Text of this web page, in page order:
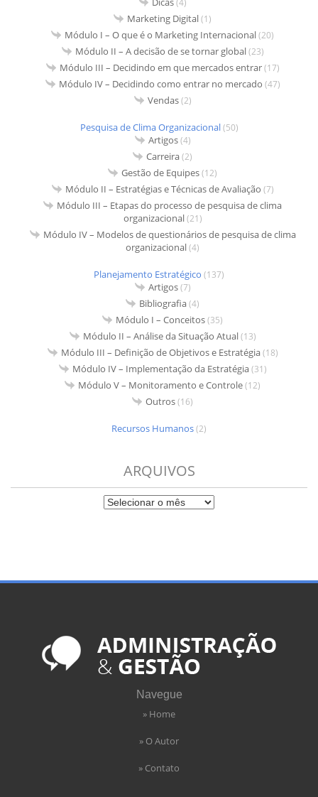
Marketing Digital(1)
Módulo I – O que é o Marketing Internacional(20)
Módulo II – A decisão de se tornar global(23)
Módulo III – Decidindo em que mercados entrar(17)
Módulo IV – Decidindo como entrar no mercado (47)
Vendas(2)
Pesquisa de Clima Organizacional(50)
Artigos(4)
Carreira(2)
Gestão de Equipes(12)
Módulo II – Estratégias e Técnicas de Avaliação (7)
Módulo III – Etapas do processo de pesquisa de clima
organizacional(21)
Módulo IV – Modelos de questionários de pesquisa de clima
organizacional(4)
Planejamento Estratégico (137)
Artigos(7)
Bibliografia(4)
Módulo I – Conceitos(35)
Módulo II – Análise da Situação Atual(13)
Módulo III – Definição de Objetivos e Estratégia(18)
Módulo IV – Implementação da Estratégia(31)
Módulo V – Monitoramento e Controle(12)
Outros(16)
Recursos Humanos(2)
ARQUIVOS
Navegue
» Home
» O Autor
» Contato